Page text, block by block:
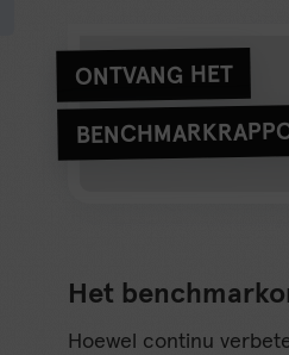
ONTVANG HET
Het
Hoewel continu